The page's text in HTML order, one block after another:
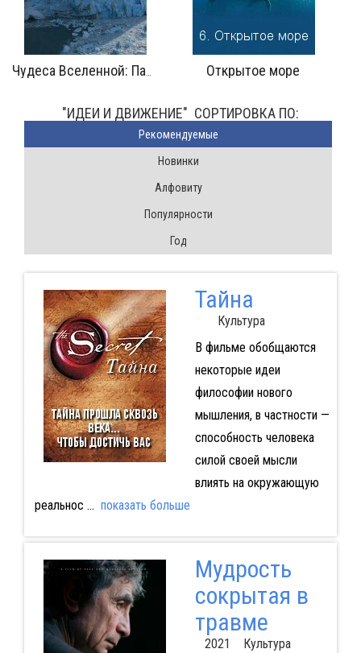
море Гармония миров Человек на
"ИДЕИ И ДВИЖЕНИЕ" CОРТИРОВКА ПО:
Pекомендуемые
Новинки
Алфовиту
Популярности
Год
Тайна
Культура
В фильме обобщаются
некоторые идеи
философии нового
мышления, в частности —
способность человека
силой своей мысли
влиять на окружающую
реальнос ... показать больше
Мудрость
сокрытая в
травме
2021 Культура